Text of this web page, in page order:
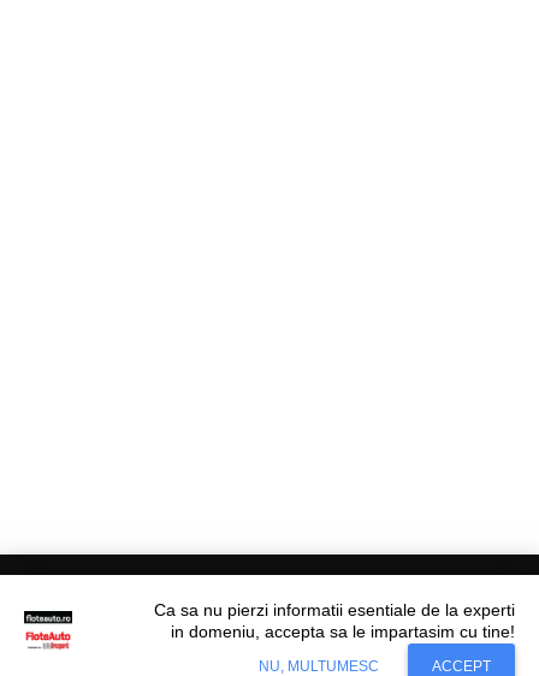
© Flote Auto. Toate drepturile rezervate.
Situl nostru utilizeaza cookies. Ce inseamna
Accept
Ca sa nu pierzi informatii esentiale de la experti
in domeniu, accepta sa le impartasim cu tine!
NU, MULTUMESC ACCEPT